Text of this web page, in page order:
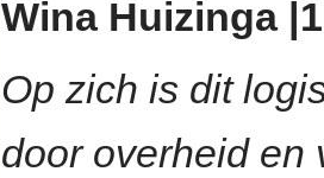
Wina Huizinga
Op zich is dit
door overheid en